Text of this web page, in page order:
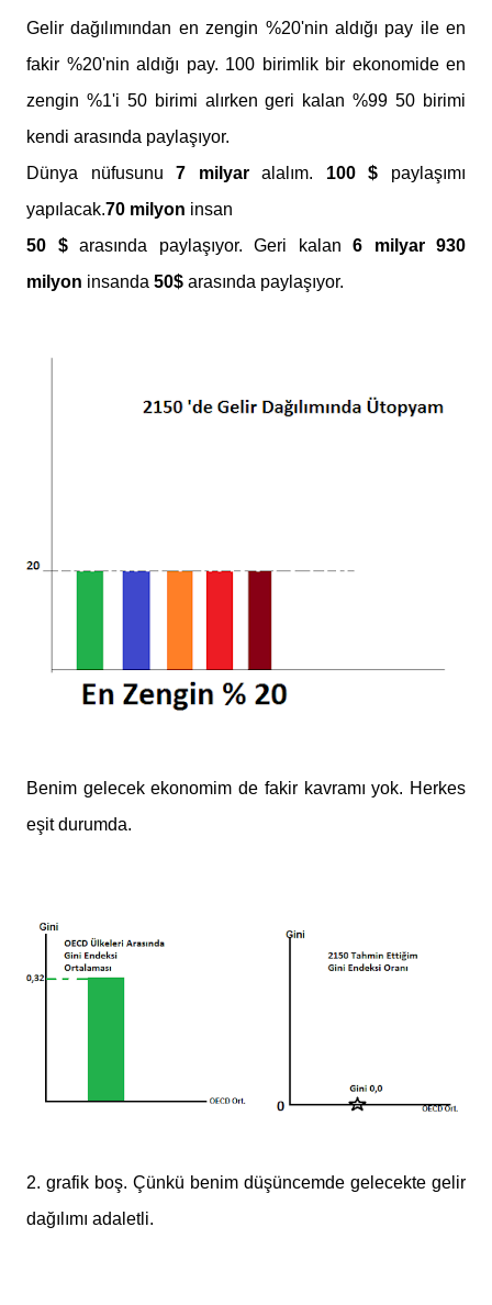
Gelir dağılımından en zengin %20'nin aldığı pay ile en
fakir %20'nin aldığı pay. 100 birimlik bir ekonomide en
zengin %1'i 50 birimi alırken geri kalan %99 50 birimi
kendi arasında paylaşıyor.
Dünya nüfusunu7 milyaralalım. 100 $ paylaşımı
yapılacak.70 milyon insan
50 $ arasında paylaşıyor. Geri kalan 6 milyar 930
milyon insanda 50$ arasında paylaşıyor.
Benim gelecek ekonomim de fakir kavramı yok. Herkes
eşit durumda.
2. grafik boş. Çünkü benim düşüncemde gelecekte gelir
dağılımı adaletli.